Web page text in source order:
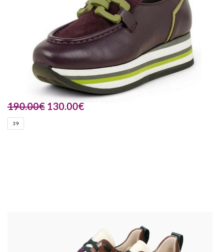
190.00€ 130.00€
39